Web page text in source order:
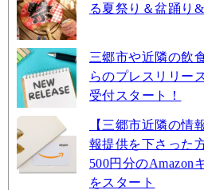
る夏祭り＆盆踊り
三郷市や近隣の飲
らのプレスリリー
受付スタート！
【三郷市近隣の情
報提供を下さった
500円分のAmazon
をスタート